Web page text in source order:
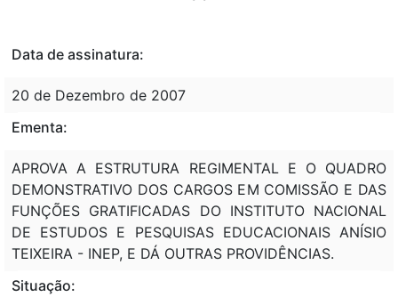
Data de assinatura:
20 de Dezembro de 2007
Ementa:
APROVA A ESTRUTURA REGIMENTAL E O QUADRO
DEMONSTRATIVO DOS CARGOS EM COMISSÃO E DAS
FUNÇÕES GRATIFICADAS DO INSTITUTO NACIONAL
DE ESTUDOS E PESQUISAS EDUCACIONAIS ANÍSIO
TEIXEIRA - INEP, E DÁ OUTRAS PROVIDÊNCIAS.
Situação: